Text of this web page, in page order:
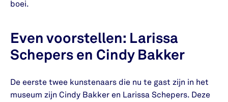
boei.
Even voorstellen: Larissa
Schepers en Cindy Bakker
De eerste twee kunstenaars die nu te gast zijn in het
museum zijn Cindy Bakker en Larissa Schepers. Deze